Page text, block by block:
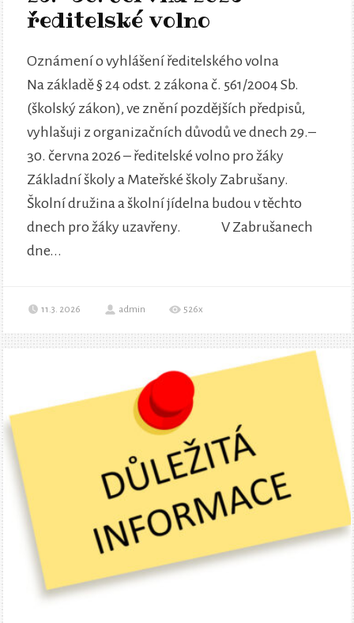
ředitelské volno
Oznámení o vyhlášení ředitelského volna
Na základě § 24 odst. 2 zákona č. 561/2004 Sb.
(školský zákon), ve znění pozdějších předpisů,
vyhlašuji z organizačních důvodů ve dnech 29.–
30. června 2026 – ředitelské volno pro žáky
Základní školy a Mateřské školy Zabrušany.
Školní družina a školní jídelna budou v těchto
dnech pro žáky uzavřeny. V Zabrušanech
dne...
11.3. 2026 admin 526x